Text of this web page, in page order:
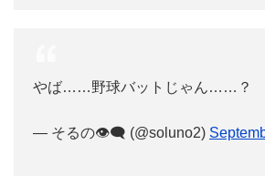
やば……野球バットじゃん……？
— そるの👁‍🗨 (@soluno2)